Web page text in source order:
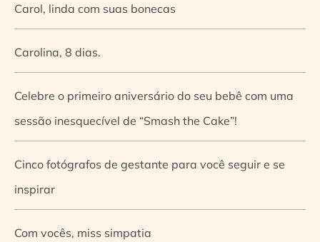
Carol, linda com suas bonecas
Carolina, 8 dias.
Celebre o primeiro aniversário do seu bebê com uma
sessão inesquecível de “Smash the Cake”!
Cinco fotógrafos de gestante para você seguir e se
inspirar
Com vocês, miss simpatia